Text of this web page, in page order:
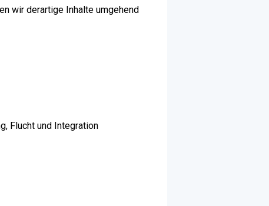
wir derartige Inhalte umgehend
Flucht und Integration